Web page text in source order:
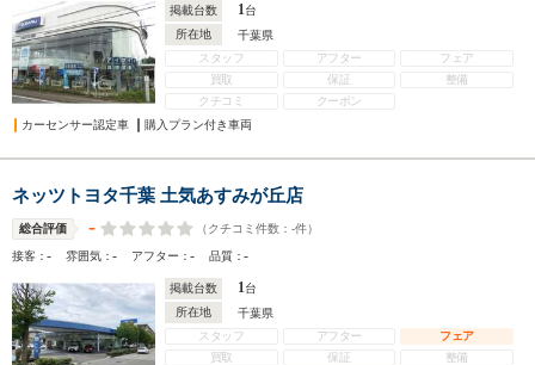
掲載台数 1台
所在地
千葉県
スタッフ
アフター
フェア
買取
保証
整備
クチコミ
クーポン
カーセンサー認定車
購入プラン付き車両
ネッツトヨタ千葉 土気あすみが丘店
総合評価 - （クチコミ件数： -件）
接客：- 雰囲気：- アフター：- 品質：-
掲載台数 1台
所在地
千葉県
スタッフ
アフター
フェア
買取
保証
整備